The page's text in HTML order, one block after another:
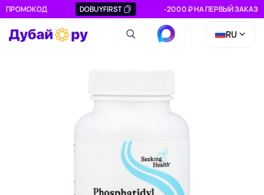
ПРОМОКОД DOBUYFIRST -2000 ₽ НА ПЕРВЫЙ ЗАКАЗ
RU